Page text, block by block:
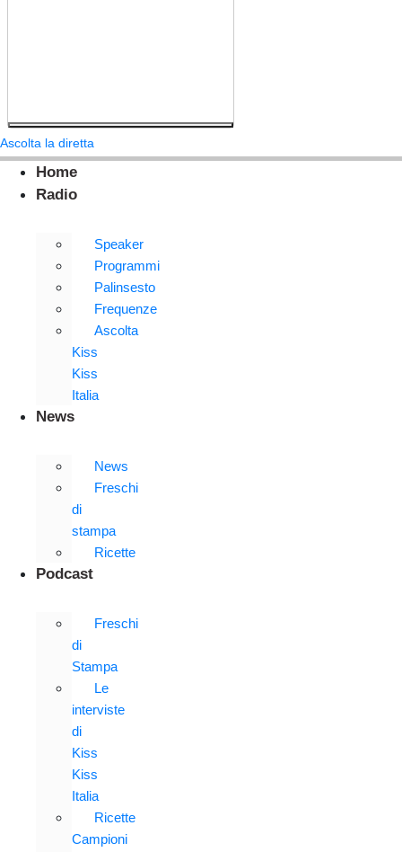
Ascolta la diretta
Home
Radio
Speaker
Programmi
Palinsesto
Frequenze
Ascolta
Kiss
Kiss
Italia
News
News
Freschi
di
stampa
Ricette
Podcast
Freschi
di
Stampa
Le
interviste
di
Kiss
Kiss
Italia
Ricette
Campioni